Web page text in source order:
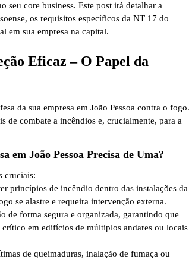
seu core business. Este post irá detalhar a
os requisitos específicos da NT 17 do
em sua empresa na capital.
Eficaz – O Papel da
da sua empresa em João Pessoa contra o fogo.
de combate a incêndios e, crucialmente, para a
em João Pessoa Precisa de Uma?
cruciais:
princípios de incêndio dentro das instalações da
se alastre e requeira intervenção externa.
de forma segura e organizada, garantindo que
crítico em edifícios de múltiplos andares ou locais
de queimaduras, inalação de fumaça ou